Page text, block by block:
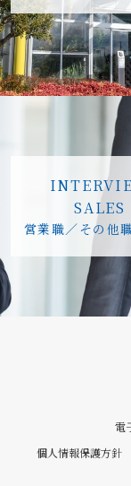
SALES
営業職／その他
電
個人情報保護方針